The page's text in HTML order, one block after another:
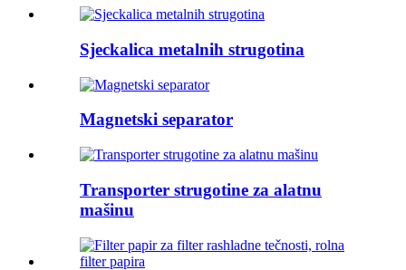
Sjeckalica metalnih strugotina
Magnetski separator
Transporter strugotine za alatnu
mašinu